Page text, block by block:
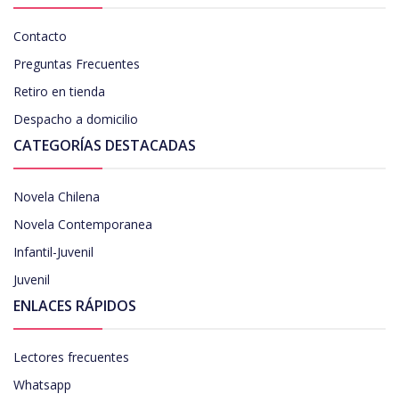
Contacto
Preguntas Frecuentes
Retiro en tienda
Despacho a domicilio
CATEGORÍAS DESTACADAS
Novela Chilena
Novela Contemporanea
Infantil-Juvenil
Juvenil
ENLACES RÁPIDOS
Lectores frecuentes
Whatsapp